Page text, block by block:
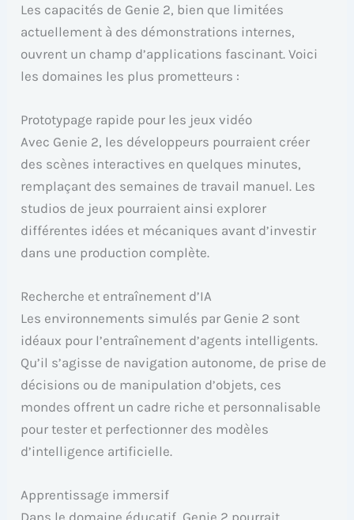
Les capacités de Genie 2, bien que limitées
actuellement à des démonstrations internes,
ouvrent un champ d’applications fascinant. Voici
les domaines les plus prometteurs :
Prototypage rapide pour les jeux vidéo
Avec Genie 2, les développeurs pourraient créer
des scènes interactives en quelques minutes,
remplaçant des semaines de travail manuel. Les
studios de jeux pourraient ainsi explorer
différentes idées et mécaniques avant d’investir
dans une production complète.
Recherche et entraînement d’IA
Les environnements simulés par Genie 2 sont
idéaux pour l’entraînement d’agents intelligents.
Qu’il s’agisse de navigation autonome, de prise de
décisions ou de manipulation d’objets, ces
mondes offrent un cadre riche et personnalisable
pour tester et perfectionner des modèles
d’intelligence artificielle.
Apprentissage immersif